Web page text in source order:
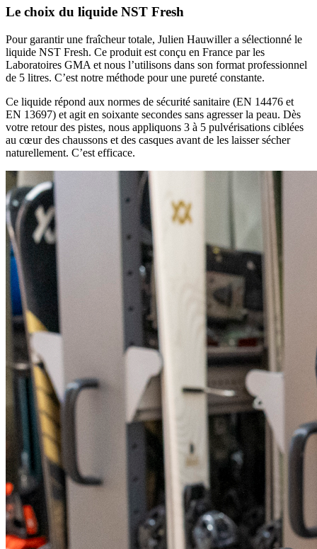
Le choix du liquide NST Fresh
Pour garantir une fraîcheur totale, Julien Hauwiller a sélectionné le
liquide NST Fresh. Ce produit est conçu en France par les
Laboratoires GMA et nous l’utilisons dans son format professionnel
de 5 litres. C’est notre méthode pour une pureté constante.
Ce liquide répond aux normes de sécurité sanitaire (EN 14476 et
EN 13697) et agit en soixante secondes sans agresser la peau. Dès
votre retour des pistes, nous appliquons 3 à 5 pulvérisations ciblées
au cœur des chaussons et des casques avant de les laisser sécher
naturellement. C’est efficace.